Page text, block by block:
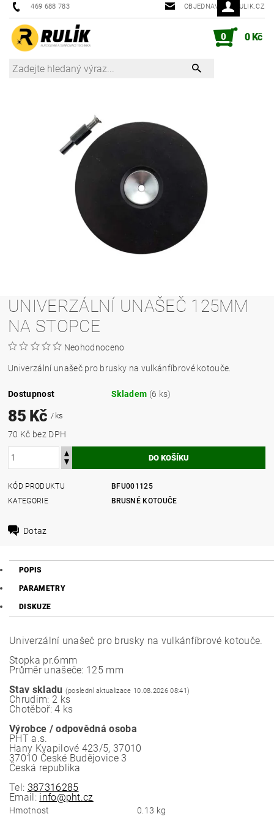
469 688 783 OBJEDNAVKY@RULIK.CZ
0 0 Kč
UNIVERZÁLNÍ UNAŠEČ 125MM
NA STOPCE
Neohodnoceno
Univerzální unašeč pro brusky na vulkánfíbrové kotouče.
Dostupnost Skladem (6 ks)
85 Kč/ ks
70 Kč bez DPH
KÓD PRODUKTU
BFU001125
KATEGORIE
BRUSNÉ KOTOUČE
Dotaz
POPIS
PARAMETRY
DISKUZE
Univerzální unašeč pro brusky na vulkánfíbrové kotouče.
Stopka pr.6mm
Průměr unašeče: 125 mm
Stav skladu (poslední aktualizace 10.08.2026 08:41)
Chrudim: 2 ks
Chotěboř: 4 ks
Výrobce / odpovědná osoba
PHT a.s.
Hany Kvapilové 423/5, 37010
37010 České Budějovice 3
Česká republika
Tel: 387316285
Email: info@pht.cz
Hmotnost 0.13 kg